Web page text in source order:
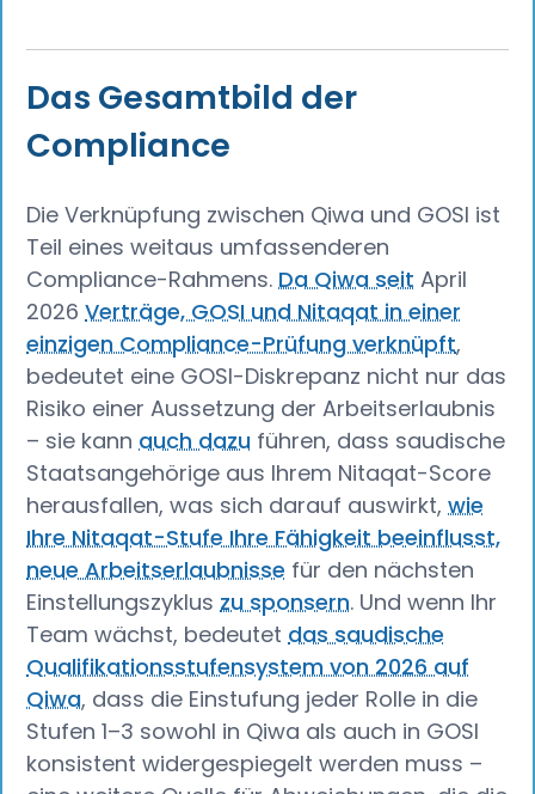
Das Gesamtbild der
Compliance
Die Verknüpfung zwischen Qiwa und GOSI ist
Teil eines weitaus umfassenderen
Compliance-Rahmens.Da Qiwa seit April
2026Verträge, GOSI und Nitaqat in einer
einzigen Compliance-Prüfung verknüpft,
bedeutet eine GOSI-Diskrepanz nicht nur das
Risiko einer Aussetzung der Arbeitserlaubnis
– sie kannauch dazu führen, dass saudische
Staatsangehörige aus Ihrem Nitaqat-Score
herausfallen, was sich darauf auswirkt,wie
Ihre Nitaqat-Stufe Ihre Fähigkeit beeinflusst,
neue Arbeitserlaubnisse für den nächsten
Einstellungszykluszu sponsern. Und wenn Ihr
Team wächst, bedeutetdas saudische
Qualifikationsstufensystem von 2026 auf
Qiwa, dass die Einstufung jeder Rolle in die
Stufen 1–3 sowohl in Qiwa als auch in GOSI
konsistent widergespiegelt werden muss –